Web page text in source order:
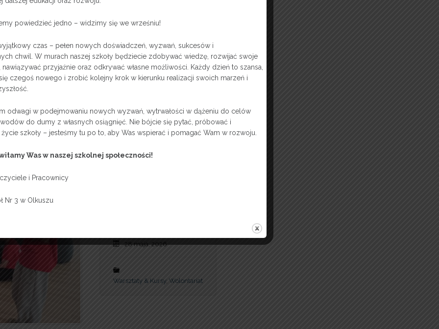
„Reagujesz? Ratujesz!”, którego celem było nie tylko
wszystkim promowanie postaw odpowiedzialności, empatii i
w swoim przemówieniu podkreślił, jak ważna jest
oraz jak wielką wartość ma odwaga, opanowanie i
w Akcji”– Reagujesz?
28 maja, 2026
Warsztaty & Kursy, Wolontariat
powiedzieć jedno – widzimy się we wrześniu!
czas – pełen nowych doświadczeń, wyzwań, sukcesów i
chwil. W murach naszej szkoły będziecie zdobywać wiedzę, rozwijać swoje
nawiązywać przyjaźnie oraz odkrywać własne możliwości. Każdy dzień to szansa,
czegoś nowego i zrobić kolejny krok w kierunku realizacji swoich marzeń i
odwagi w podejmowaniu nowych wyzwań, wytrwałości w dążeniu do celów
do dumy z własnych osiągnięć. Nie bójcie się pytać, próbować i
szkoły – jesteśmy tu po to, aby Was wspierać i pomagać Wam w rozwoju.
Was w naszej szkolnej społeczności!
i Pracownicy
Nr 3 w Olkuszu